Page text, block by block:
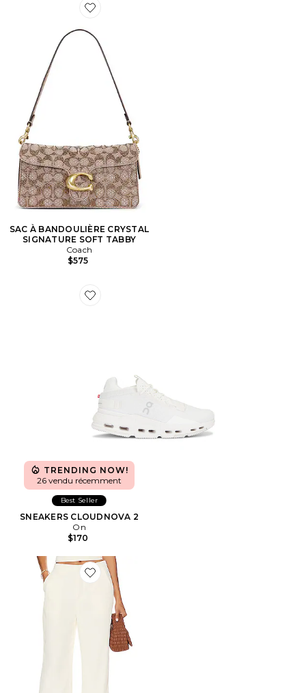
Favorite SAC À BANDOULIÈRE CRYSTAL SIGNATURE
SAC À BANDOULIÈRE CRYSTAL
SIGNATURE SOFT TABBY
Coach
$575
Favorite SNEAKERS CLOUDNOVA 2
TRENDING NOW!
26 vendu récemment
Best Seller
SNEAKERS CLOUDNOVA 2
On
$170
Favorite PANTALON ROMA